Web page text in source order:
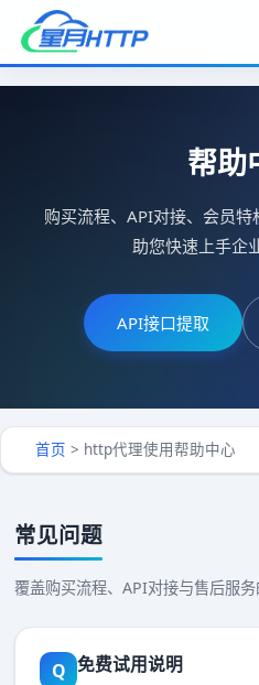
首页
帮助中心
帮助
购买流程、API对接、会员特
助您快速上手企
API接口提取
首页 > http代理使用帮助中心
常见问题
覆盖购买流程、API对接与售后服
Q 免费试用说明